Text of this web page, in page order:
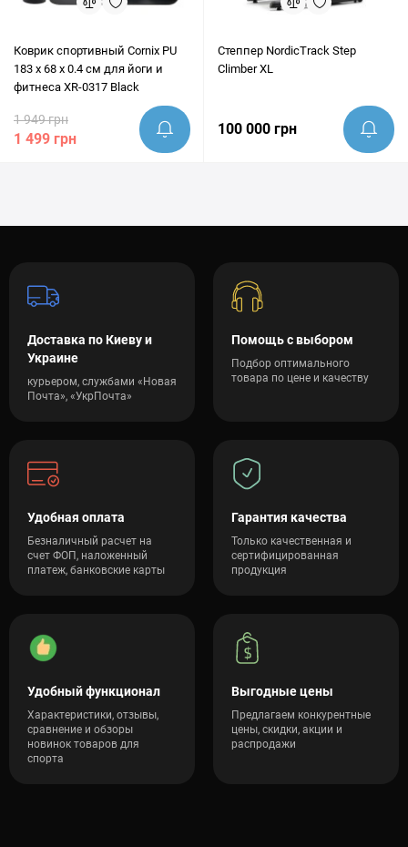
Коврик спортивный Cornix PU
183 x 68 x 0.4 см для йоги и
фитнеса XR-0317 Black
1 949 грн
1 499 грн
Степпер NordicTrack Step
Climber XL
100 000 грн
Доставка по Киеву и
Украине
курьером, службами «Новая
Почта», «УкрПочта»
Помощь с выбором
Подбор оптимального
товара по цене и качеству
Удобная оплата
Безналичный расчет на
счет ФОП, наложенный
платеж, банковские карты
Гарантия качества
Только качественная и
сертифицированная
продукция
Удобный функционал
Характеристики, отзывы,
сравнение и обзоры
новинок товаров для
спорта
Выгодные цены
Предлагаем конкурентные
цены, скидки, акции и
распродажи